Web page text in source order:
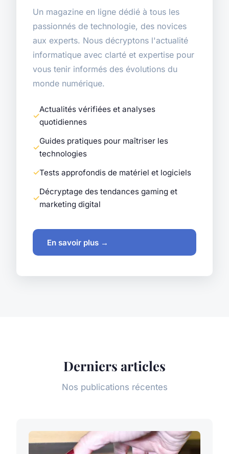
Un magazine en ligne dédié à tous les
passionnés de technologie, des novices
aux experts. Nous décryptons l'actualité
informatique avec clarté et expertise pour
vous tenir informés des évolutions du
monde numérique.
Actualités vérifiées et analyses
quotidiennes
Guides pratiques pour maîtriser les
technologies
Tests approfondis de matériel et logiciels
Décryptage des tendances gaming et
marketing digital
En savoir plus →
Derniers articles
Nos publications récentes